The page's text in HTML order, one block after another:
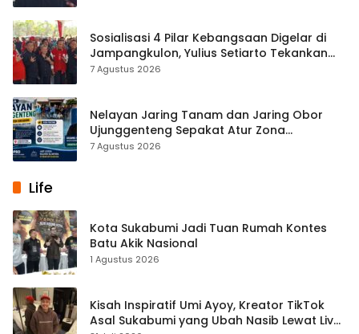
Sosialisasi 4 Pilar Kebangsaan Digelar di
Jampangkulon, Yulius Setiarto Tekankan
Pentingnya Persatuan
7 Agustus 2026
Nelayan Jaring Tanam dan Jaring Obor
Ujunggenteng Sepakat Atur Zona
Penangkapan
7 Agustus 2026
Life
Kota Sukabumi Jadi Tuan Rumah Kontes
Batu Akik Nasional
1 Agustus 2026
Kisah Inspiratif Umi Ayoy, Kreator TikTok
Asal Sukabumi yang Ubah Nasib Lewat Live